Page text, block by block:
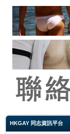
HKGAY 同志資訊平台